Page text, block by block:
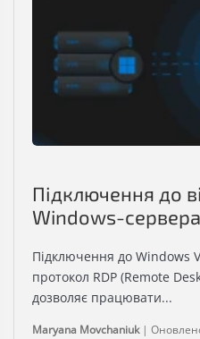
Підключення до
Windows-сервера
Підключення до Windows
протокол RDP (Remote
дозволяє працювати...
Maryana Movchaniuk|